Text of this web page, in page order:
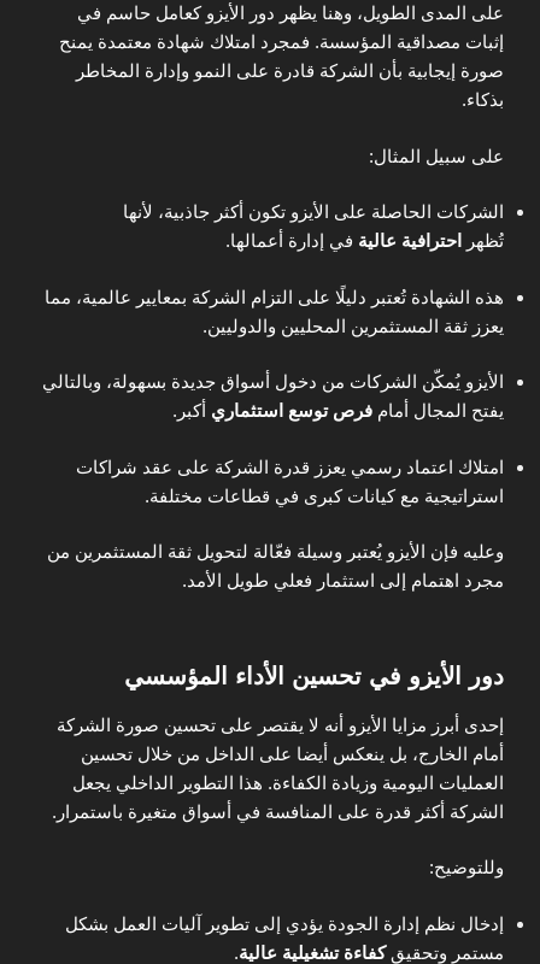
على المدى الطويل، وهنا يظهر دور الأيزو كعامل حاسم في
إثبات مصداقية المؤسسة. فمجرد امتلاك شهادة معتمدة يمنح
صورة إيجابية بأن الشركة قادرة على النمو وإدارة المخاطر
بذكاء.
على سبيل المثال:
الشركات الحاصلة على الأيزو تكون أكثر جاذبية، لأنها
تُظهر
احترافية عالية في إدارة أعمالها.
هذه الشهادة تُعتبر دليلًا على التزام الشركة بمعايير عالمية، مما
يعزز ثقة المستثمرين المحليين والدوليين.
الأيزو يُمكّن الشركات من دخول أسواق جديدة بسهولة، وبالتالي
يفتح المجال أمام فرص توسع استثماري أكبر.
امتلاك اعتماد رسمي يعزز قدرة الشركة على عقد شراكات
استراتيجية مع كيانات كبرى في قطاعات مختلفة.
وعليه فإن الأيزو يُعتبر وسيلة فعّالة لتحويل ثقة المستثمرين من
مجرد اهتمام إلى استثمار فعلي طويل الأمد.
دور الأيزو في تحسين الأداء المؤسسي
إحدى أبرز مزايا الأيزو أنه لا يقتصر على تحسين صورة الشركة
أمام الخارج، بل ينعكس أيضا على الداخل من خلال تحسين
العمليات اليومية وزيادة الكفاءة. هذا التطوير الداخلي يجعل
الشركة أكثر قدرة على المنافسة في أسواق متغيرة باستمرار.
وللتوضيح:
إدخال نظم إدارة الجودة يؤدي إلى تطوير آليات العمل بشكل
مستمر وتحقيقكفاءة تشغيلية عالية.